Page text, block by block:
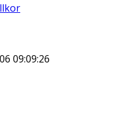
09:09:26